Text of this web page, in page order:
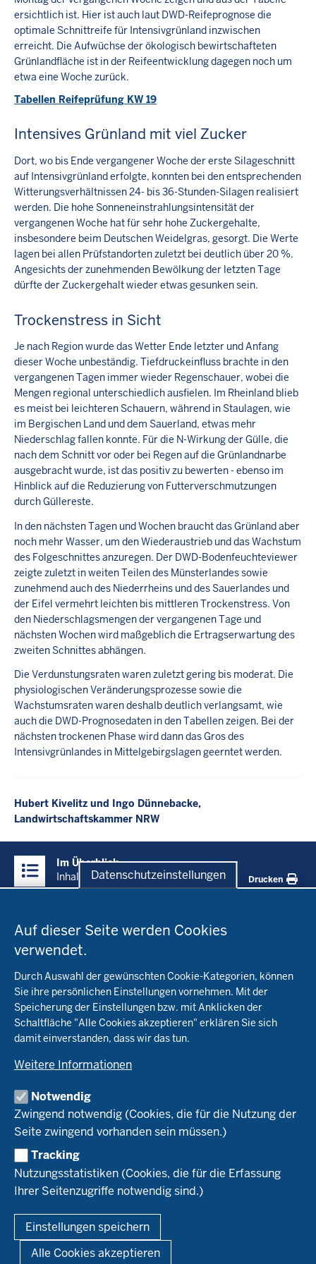
Datenschutzeinstellungen
Auf dieser Seite werden Cookies
verwendet.
Durch Auswahl der gewünschten Cookie-Kategorien, können
Sie ihre persönlichen Einstellungen vornehmen. Mit der
Speicherung der Einstellungen bzw. mit Anklicken der
Schaltfläche "Alle Cookies akzeptieren" erklären Sie sich
damit einverstanden, dass wir das tun.
Weitere Informationen
Notwendig
Zwingend notwendig (Cookies, die für die Nutzung der
Seite zwingend vorhanden sein müssen.)
Tracking
Nutzungsstatistiken (Cookies, die für die Erfassung
Ihrer Seitenzugriffe notwendig sind.)
Einstellungen speichern
Alle Cookies akzeptieren
ersichtlich ist. Hier ist auch laut DWD-Reifeprognose die
optimale Schnittreife für Intensivgrünland inzwischen
erreicht. Die Aufwüchse der ökologisch bewirtschafteten
Grünlandfläche ist in der Reifeentwicklung dagegen noch um
etwa eine Woche zurück.
Tabellen Reifeprüfung KW 19
Intensives Grünland mit viel Zucker
Dort, wo bis Ende vergangener Woche der erste Silageschnitt
auf Intensivgrünland erfolgte, konnten bei den entsprechenden
Witterungsverhältnissen 24- bis 36-Stunden-Silagen realisiert
werden. Die hohe Sonneneinstrahlungsintensität der
vergangenen Woche hat für sehr hohe Zuckergehalte,
insbesondere beim Deutschen Weidelgras, gesorgt. Die Werte
lagen bei allen Prüfstandorten zuletzt bei deutlich über 20 %.
Angesichts der zunehmenden Bewölkung der letzten Tage
dürfte der Zuckergehalt wieder etwas gesunken sein.
Trockenstress in Sicht
Je nach Region wurde das Wetter Ende letzter und Anfang
dieser Woche unbeständig. Tiefdruckeinfluss brachte in den
vergangenen Tagen immer wieder Regenschauer, wobei die
Mengen regional unterschiedlich ausfielen. Im Rheinland blieb
es meist bei leichteren Schauern, während in Staulagen, wie
im Bergischen Land und dem Sauerland, etwas mehr
Niederschlag fallen konnte. Für die N-Wirkung der Gülle, die
nach dem Schnitt vor oder bei Regen auf die Grünlandnarbe
ausgebracht wurde, ist das positiv zu bewerten - ebenso im
Hinblick auf die Reduzierung von Futterverschmutzungen
durch Güllereste.
In den nächsten Tagen und Wochen braucht das Grünland aber
noch mehr Wasser, um den Wiederaustrieb und das Wachstum
des Folgeschnittes anzuregen. Der DWD-Bodenfeuchteviewer
zeigte zuletzt in weiten Teilen des Münsterlandes sowie
zunehmend auch des Niederrheins und des Sauerlandes und
der Eifel vermehrt leichten bis mittleren Trockenstress. Von
den Niederschlagsmengen der vergangenen Tage und
nächsten Wochen wird maßgeblich die Ertragserwartung des
zweiten Schnittes abhängen.
Die Verdunstungsraten waren zuletzt gering bis moderat. Die
physiologischen Veränderungsprozesse sowie die
Wachstumsraten waren deshalb deutlich verlangsamt, wie
auch die DWD-Prognosedaten in den Tabellen zeigen. Bei der
nächsten trockenen Phase wird dann das Gros des
Intensivgrünlandes in Mittelgebirgslagen geerntet werden.
Hubert Kivelitz und Ingo Dünnebacke,
Landwirtschaftskammer NRW
Inhalte
Im Überblick
Inhalt
Drucken
in
der
Fachinfo
Öko-Modellregionen NRW
Pflanzenbau
Tierhaltung
Markt
Umstellung
Recht
Beratung
Landwirtschaftskammer NRW
Bioland
Naturland
Versuche
Leitbetriebe Ökologischer Landbau
Versuchsbetriebe
WRRL-Modellbetriebe
Kontakte Versuchswesen
Aktuelles
Arbeitsschwerpunkte
Ökoschule in Kleve
Ausbildungsbetriebe
Berufsausbildung
Forschung
Projekte Ökoteam
Forschungsergebnisse
Service
Kontakt
Newsletter
Demonstrationsbetriebe Ökologischer Landbau
Fußzeile
Impressum Datenschutzerklärung